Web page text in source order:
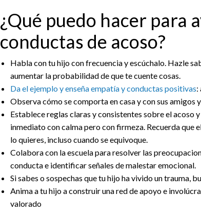
¿Qué puedo hacer para
conductas de acoso?
Habla con tu hijo con frecuencia y escúchalo. Hazle
aumentar la probabilidad de que te cuente cosas.
Da el ejemplo y enseña empatía y conductas positivas:
Observa cómo se comporta en casa y con sus amigos y
Establece reglas claras y consistentes sobre el acoso
inmediato con calma pero con firmeza. Recuerda
lo quieres, incluso cuando se equivoque.
Colabora con la escuela para resolver las
conducta e identificar señales de malestar emocional.
Si sabes o sospechas que tu hijo ha vivido un trauma,
Anima a tu hijo a construir una red de apoyo e
valorado